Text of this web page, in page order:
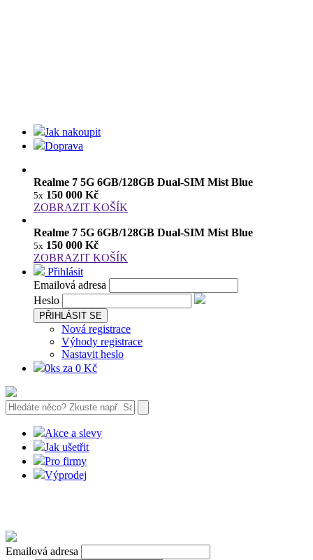
Jak nakoupit
Doprava
Realme 7 5G 6GB/128GB Dual-SIM Mist Blue
5x 150 000 Kč
ZOBRAZIT KOŠÍK
Realme 7 5G 6GB/128GB Dual-SIM Mist Blue
5x 150 000 Kč
ZOBRAZIT KOŠÍK
Přihlásit
Emailová adresa
Heslo
PŘIHLÁSIT SE
Nová registrace
Výhody registrace
Nastavit heslo
0ks za 0 Kč
Akce a slevy
Jak ušetřit
Pro firmy
Výprodej
Emailová adresa